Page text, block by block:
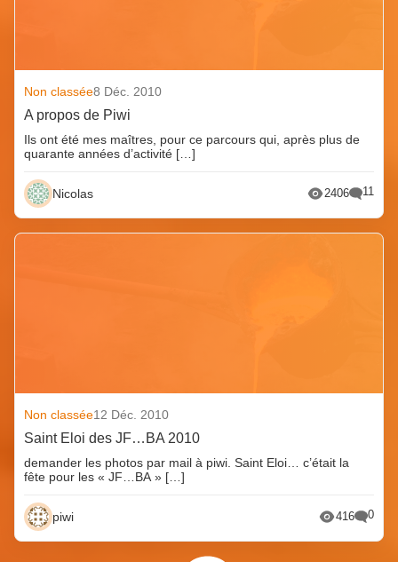
Non classée8 Déc. 2010
A propos de Piwi
Ils ont été mes maîtres, pour ce parcours qui, après plus de
quarante années d’activité […]
Nicolas 2406 11
Non classée12 Déc. 2010
Saint Eloi des JF…BA 2010
demander les photos par mail à piwi. Saint Eloi… c’était la
fête pour les « JF…BA » […]
piwi 416 0